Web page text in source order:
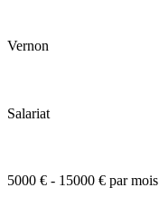
Vernon
Salariat
5000 € - 15000 € par mois